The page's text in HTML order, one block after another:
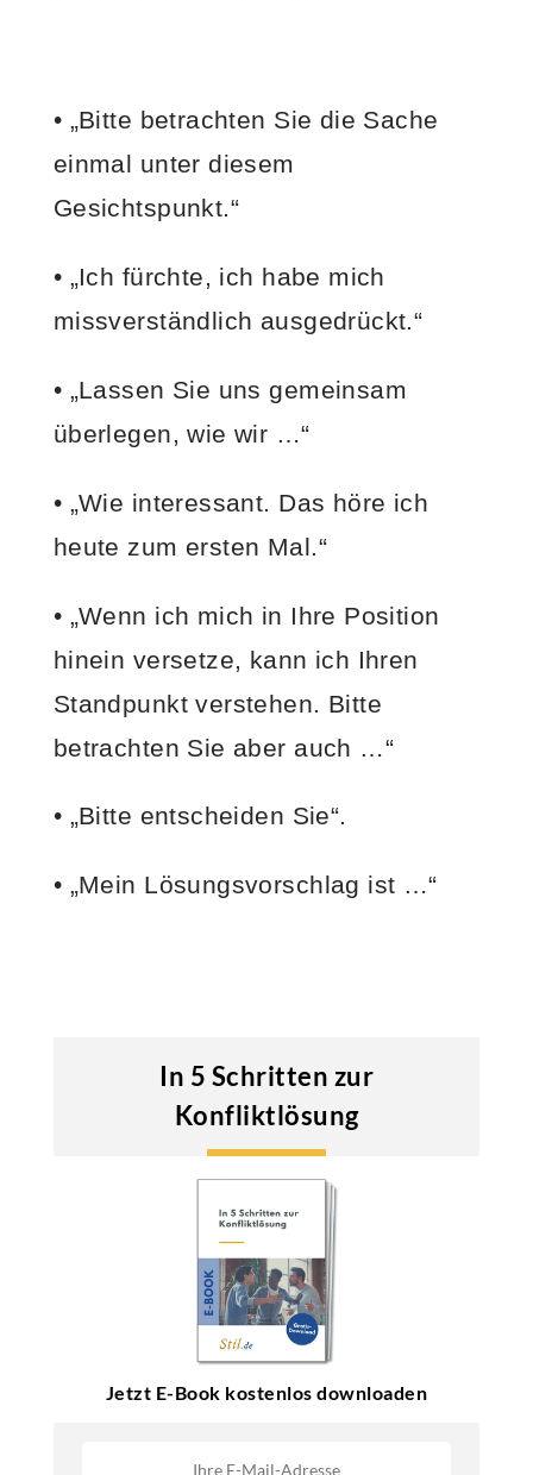
• „Bitte betrachten Sie die Sache
einmal unter diesem
Gesichtspunkt.“
• „Ich fürchte, ich habe mich
missverständlich ausgedrückt.“
• „Lassen Sie uns gemeinsam
überlegen, wie wir …“
• „Wie interessant. Das höre ich
heute zum ersten Mal.“
• „Wenn ich mich in Ihre Position
hinein versetze, kann ich Ihren
Standpunkt verstehen. Bitte
betrachten Sie aber auch …“
• „Bitte entscheiden Sie“.
• „Mein Lösungsvorschlag ist …“